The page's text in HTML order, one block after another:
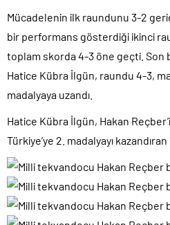
Mücadelenin ilk raundunu 3-2
bir performans gösterdiği ikinci
toplam skorda 4-3 öne geçti. Son
Hatice Kübra İlgün, raundu 4-3,
madalyaya uzandı.
Hatice Kübra İlgün, Hakan
Türkiye’ye 2. madalyayı